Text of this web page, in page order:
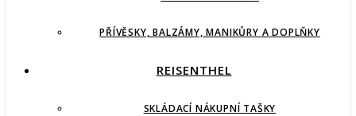
PŘÍVĚSKY, BALZÁMY, MANIKŮRY A DOPLŇKY
REISENTHEL
SKLÁDACÍ NÁKUPNÍ TAŠKY